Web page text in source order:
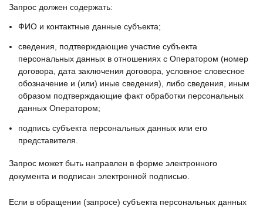
Запрос должен содержать:
ФИО и контактные данные субъекта;
сведения, подтверждающие участие субъекта
персональных данных в отношениях с Оператором (номер
договора, дата заключения договора, условное словесное
обозначение и (или) иные сведения), либо сведения, иным
образом подтверждающие факт обработки персональных
данных Оператором;
подпись субъекта персональных данных или его
представителя.
Запрос может быть направлен в форме электронного
документа и подписан электронной подписью.
Если в обращении (запросе) субъекта персональных данных